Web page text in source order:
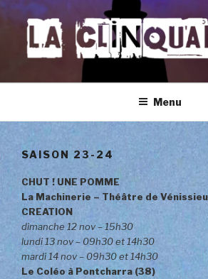
Aller
contenu
principal
LA CLINQUAILLE
Menu
SAISON 23-24
CHUT ! UNE POMME
La Machinerie – Théâtre de
CREATION
dimanche 12 nov – 15h30
lundi 13 nov – 09h30 et 14h30
mardi 14 nov – 09h30 et 14h30
Le Coléo à Pontcharra (38)